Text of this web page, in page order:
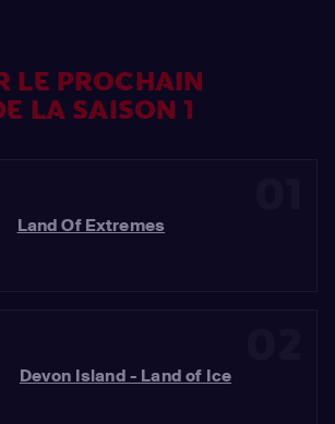
LE PROCHAIN
LA SAISON 1
Land Of Extremes
Devon Island - Land of Ice